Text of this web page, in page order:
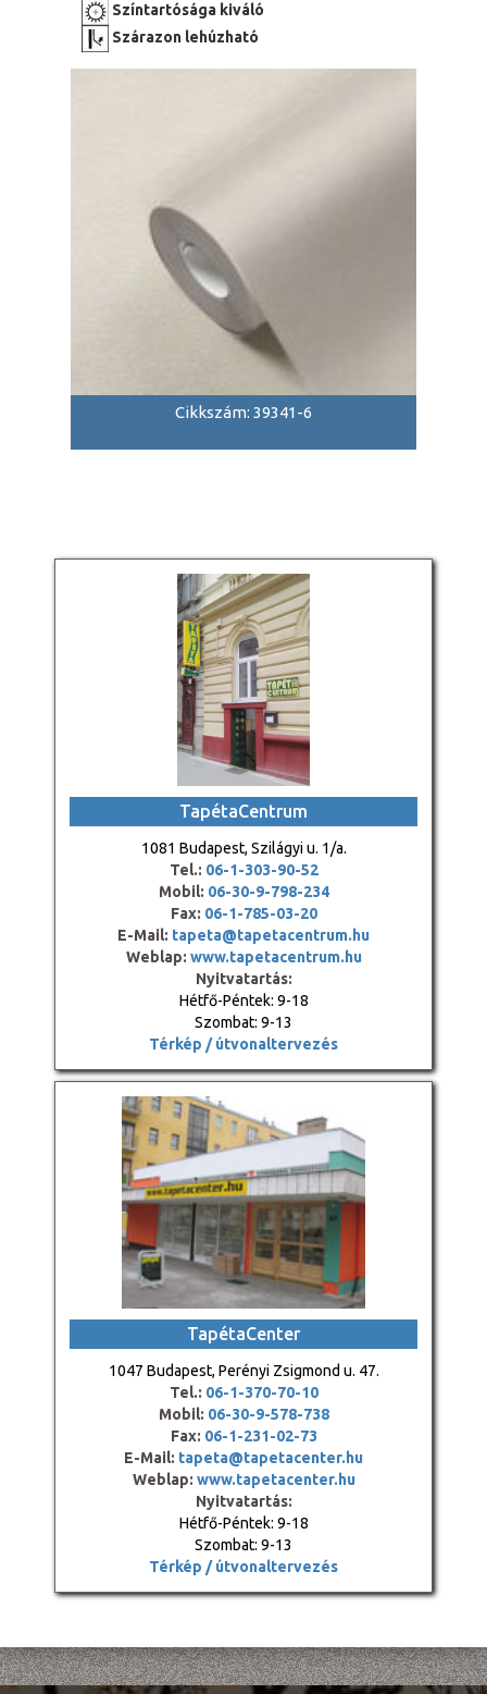
Színtartósága kiváló
Szárazon lehúzható
Cikkszám: 39341-6
TapétaCentrum
1081 Budapest, Szilágyi u. 1/a.
Tel.: 06-1-303-90-52
Mobil: 06-30-9-798-234
Fax: 06-1-785-03-20
E-Mail: tapeta@tapetacentrum.hu
Weblap: www.tapetacentrum.hu
Nyitvatartás:
Hétfő-Péntek: 9-18
Szombat: 9-13
Térkép / útvonaltervezés
TapétaCenter
1047 Budapest, Perényi Zsigmond u. 47.
Tel.: 06-1-370-70-10
Mobil: 06-30-9-578-738
Fax: 06-1-231-02-73
E-Mail: tapeta@tapetacenter.hu
Weblap: www.tapetacenter.hu
Nyitvatartás:
Hétfő-Péntek: 9-18
Szombat: 9-13
Térkép / útvonaltervezés